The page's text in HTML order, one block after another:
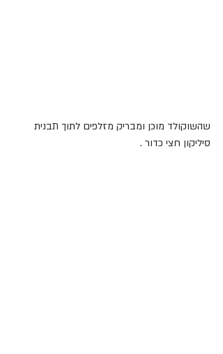
שהשוקולד מוכן ומבריק מזלפים לתוך תבנית
סיליקון חצי כדור .